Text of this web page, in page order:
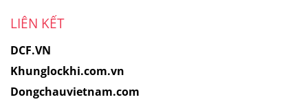
LIÊN KẾT
DCF.VN
Khunglockhi.com.vn
Dongchauvietnam.com